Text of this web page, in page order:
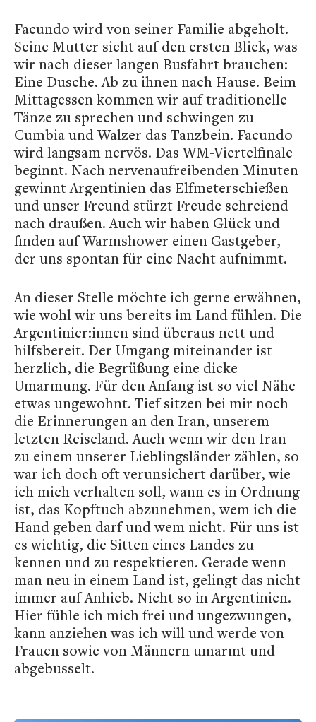
Facundo wird von seiner Familie abgeholt.
Seine Mutter sieht auf den ersten Blick, was
wir nach dieser langen Busfahrt brauchen:
Eine Dusche. Ab zu ihnen nach Hause. Beim
Mittagessen kommen wir auf traditionelle
Tänze zu sprechen und schwingen zu
Cumbia und Walzer das Tanzbein. Facundo
wird langsam nervös. Das WM-Viertelfinale
beginnt. Nach nervenaufreibenden Minuten
gewinnt Argentinien das Elfmeterschießen
und unser Freund stürzt Freude schreiend
nach draußen. Auch wir haben Glück und
finden auf Warmshower einen Gastgeber,
der uns spontan für eine Nacht aufnimmt.
An dieser Stelle möchte ich gerne erwähnen,
wie wohl wir uns bereits im Land fühlen. Die
Argentinier:innen sind überaus nett und
hilfsbereit. Der Umgang miteinander ist
herzlich, die Begrüßung eine dicke
Umarmung. Für den Anfang ist so viel Nähe
etwas ungewohnt. Tief sitzen bei mir noch
die Erinnerungen an den Iran, unserem
letzten Reiseland. Auch wenn wir den Iran
zu einem unserer Lieblingsländer zählen, so
war ich doch oft verunsichert darüber, wie
ich mich verhalten soll, wann es in Ordnung
ist, das Kopftuch abzunehmen, wem ich die
Hand geben darf und wem nicht. Für uns ist
es wichtig, die Sitten eines Landes zu
kennen und zu respektieren. Gerade wenn
man neu in einem Land ist, gelingt das nicht
immer auf Anhieb. Nicht so in Argentinien.
Hier fühle ich mich frei und ungezwungen,
kann anziehen was ich will und werde von
Frauen sowie von Männern umarmt und
abgebusselt.